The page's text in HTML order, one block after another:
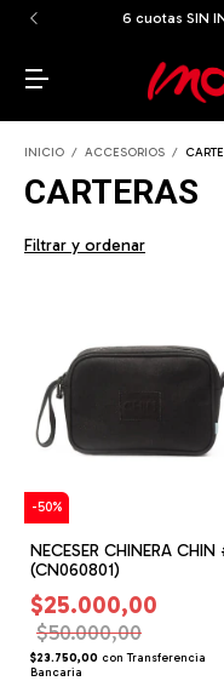
6 cuotas SIN
INICIO / ACCESORIOS /
CARTERAS
Filtrar y ordenar
-50%
NECESER CHINERA CHIN
(CN060801)
$25.000,00
$50.000,00
$23.750,00 con Transferencia
Bancaria